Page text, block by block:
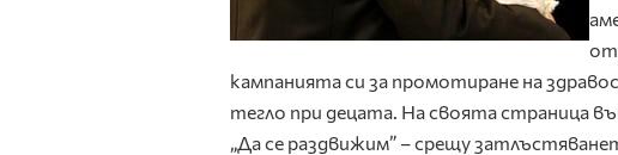
кампанията си за промотиране на
тегло при децата. На своята страница
„Да се раздвижим” – срещу